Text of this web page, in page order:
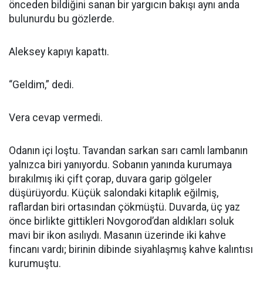
önceden bildiğini sanan bir yargıcın bakışı aynı anda
bulunurdu bu gözlerde.
Aleksey kapıyı kapattı.
“Geldim,” dedi.
Vera cevap vermedi.
Odanın içi loştu. Tavandan sarkan sarı camlı lambanın
yalnızca biri yanıyordu. Sobanın yanında kurumaya
bırakılmış iki çift çorap, duvara garip gölgeler
düşürüyordu. Küçük salondaki kitaplık eğilmiş,
raflardan biri ortasından çökmüştü. Duvarda, üç yaz
önce birlikte gittikleri Novgorod’dan aldıkları soluk
mavi bir ikon asılıydı. Masanın üzerinde iki kahve
fincanı vardı; birinin dibinde siyahlaşmış kahve kalıntısı
kurumuştu.